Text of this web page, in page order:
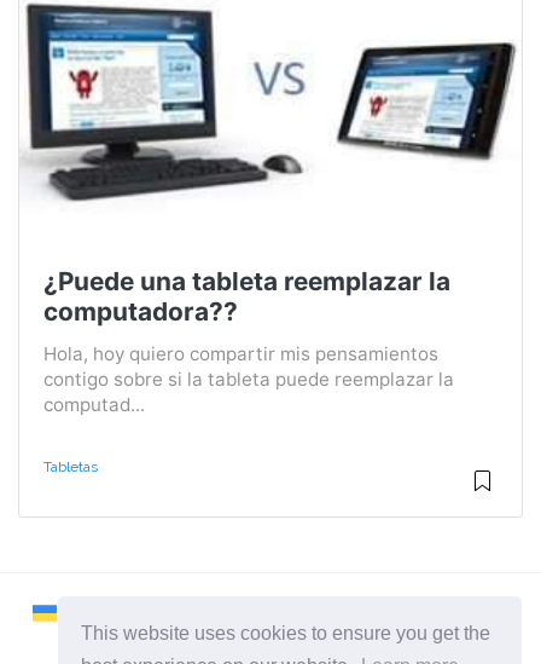
This website uses cookies to ensure you get the
¿Puede una tableta reemplazar la
computadora??
Hola, hoy quiero compartir mis pensamientos
contigo sobre si la tableta puede reemplazar la
computad...
Tabletas